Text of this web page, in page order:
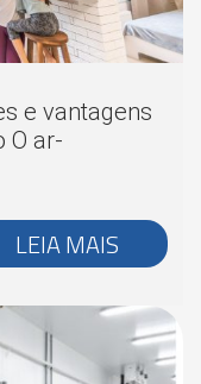
e vantagens
O ar-
LEIA MAIS